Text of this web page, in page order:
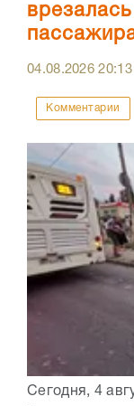
04.08.202620:13
Комментарии
Сегодня, 4